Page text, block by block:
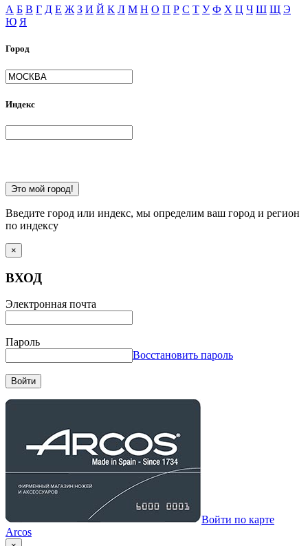
А Б В Г Д Е Ж З И Й К Л М Н О П Р С Т У Ф Х Ц Ч Ш Щ Э
Ю Я
Город
Индекс
Это мой город!
Введите город или индекс, мы определим ваш город и регион
по индексу
×
ВХОД
Электронная почта
Пароль
Восстановить пароль
Войти
Войти по карте
Arcos